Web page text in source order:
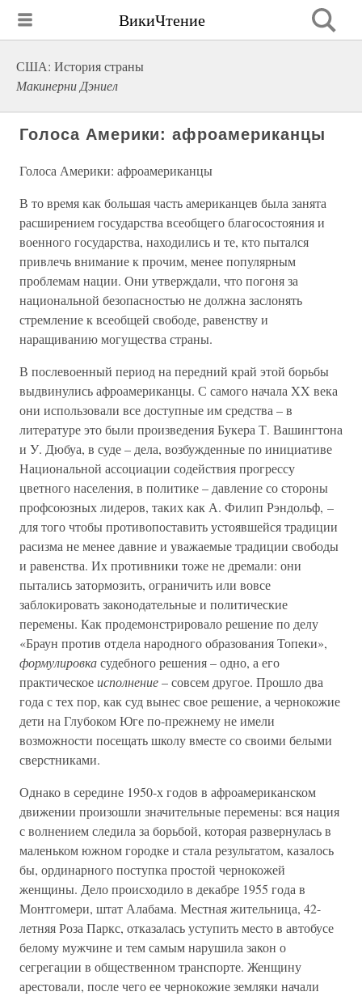
ВикиЧтение
США: История страны
Макинерни Дэниел
Голоса Америки: афроамериканцы
Голоса Америки: афроамериканцы
В то время как большая часть американцев была занята
расширением государства всеобщего благосостояния и
военного государства, находились и те, кто пытался
привлечь внимание к прочим, менее популярным
проблемам нации. Они утверждали, что погоня за
национальной безопасностью не должна заслонять
стремление к всеобщей свободе, равенству и
наращиванию могущества страны.
В послевоенный период на передний край этой борьбы
выдвинулись афроамериканцы. С самого начала XX века
они использовали все доступные им средства – в
литературе это были произведения Букера Т. Вашингтона
и У. Дюбуа, в суде – дела, возбужденные по инициативе
Национальной ассоциации содействия прогрессу
цветного населения, в политике – давление со стороны
профсоюзных лидеров, таких как А. Филип Рэндольф, –
для того чтобы противопоставить устоявшейся традиции
расизма не менее давние и уважаемые традиции свободы
и равенства. Их противники тоже не дремали: они
пытались затормозить, ограничить или вовсе
заблокировать законодательные и политические
перемены. Как продемонстрировало решение по делу
«Браун против отдела народного образования Топеки»,
формулировкасудебного решения – одно, а его
практическоеисполнение– совсем другое. Прошло два
года с тех пор, как суд вынес свое решение, а чернокожие
дети на Глубоком Юге по-прежнему не имели
возможности посещать школу вместе со своими белыми
сверстниками.
Однако в середине 1950-х годов в афроамериканском
движении произошли значительные перемены: вся нация
с волнением следила за борьбой, которая развернулась в
маленьком южном городке и стала результатом, казалось
бы, ординарного поступка простой чернокожей
женщины. Дело происходило в декабре 1955 года в
Монтгомери, штат Алабама. Местная жительница, 42-
летняя Роза Паркс, отказалась уступить место в автобусе
белому мужчине и тем самым нарушила закон о
сегрегации в общественном транспорте. Женщину
арестовали, после чего ее чернокожие земляки начали